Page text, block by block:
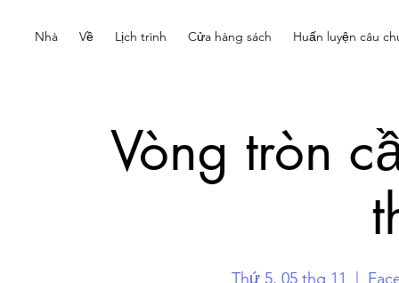
Nhà Về Lịch trình Cửa hàng sách Huấn luyện câu
Vòng tròn
Thứ 5, 05 thg 11